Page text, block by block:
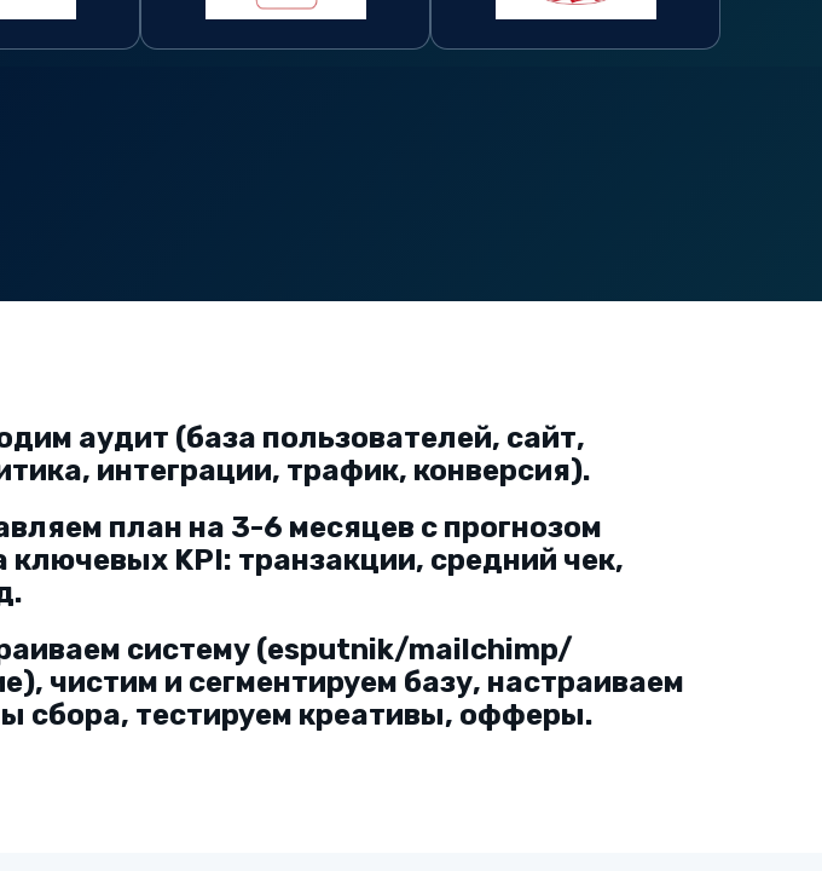
аудит (база пользователей, сайт,
интеграции, трафик, конверсия).
план на 3-6 месяцев с прогнозом
ключевых KPI: транзакции, средний чек,
систему (esputnik/mailchimp/
чистим и сегментируем базу, настраиваем
сбора, тестируем креативы, офферы.